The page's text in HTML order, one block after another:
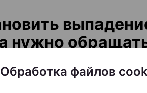
нужно
20.07.2026
остается все больше
Обработка файлов